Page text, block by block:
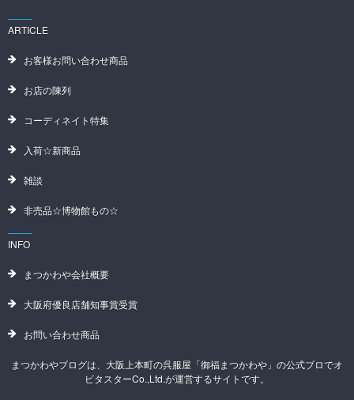
ARTICLE
お客様お問い合わせ商品
お店の陳列
コーディネイト特集
入荷☆新商品
雑談
非売品☆博物館もの☆
INFO
まつかわや会社概要
大阪府優良店舗知事賞受賞
お問い合わせ商品
まつかわやブログは、大阪上本町の呉服屋「御福まつかわや」の公式ブロでオ
ビタスターCo.,Ltd.が運営するサイトです。